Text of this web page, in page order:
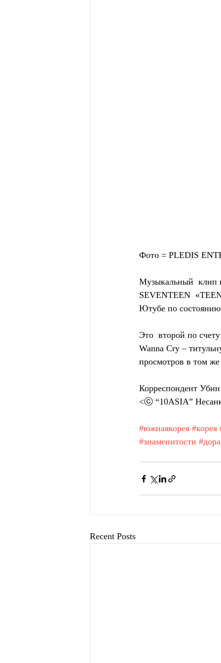
Фото = PLEDIS
Музыкальный  клип
SEVENTEEN
Ютубе по
Это  второй по
Wanna Cry –
просмотров в том
Корреспондент Убин
<ⓒ “10ASIA”
#южнаякорея #корея
#знаменитости
Recent Posts